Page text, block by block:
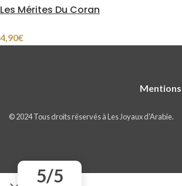
Les Mérites Du Coran
4,90€
© 2024 Tous droits réservés à Les Joyaux d'Arabie.
5/5